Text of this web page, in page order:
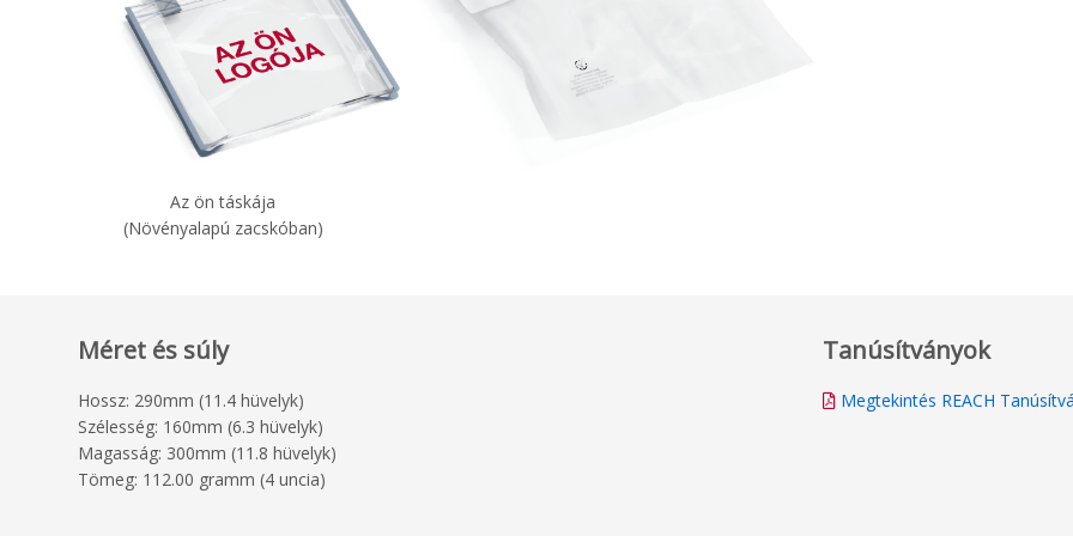
Az ön táskája
(Növényalapú zacskóban)
Méret és súly
Hossz: 290mm (11.4 hüvelyk)
Szélesség: 160mm (6.3 hüvelyk)
Magasság: 300mm (11.8 hüvelyk)
Tömeg: 112.00 gramm (4 uncia)
Tanúsítványok
Megtekintés REACH